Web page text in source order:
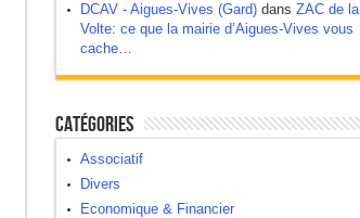
DCAV - Aigues-Vives (Gard)dans ZAC de la
Volte: ce que la mairie d’Aigues-Vives vous
cache…
Catégories
Associatif
Divers
Economique & Financier